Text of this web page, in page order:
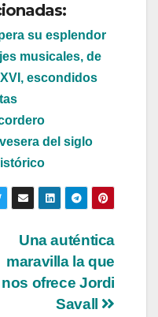
su esplendor
musicales, de
escondidos
del siglo
Una auténtica
maravilla la que
nos ofrece Jordi
Savall